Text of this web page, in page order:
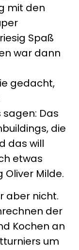
mit den
Spaß
war dann
gedacht,
Das
die
das will
etwas
Oliver Milde.
aber nicht.
der
Kochen an
um